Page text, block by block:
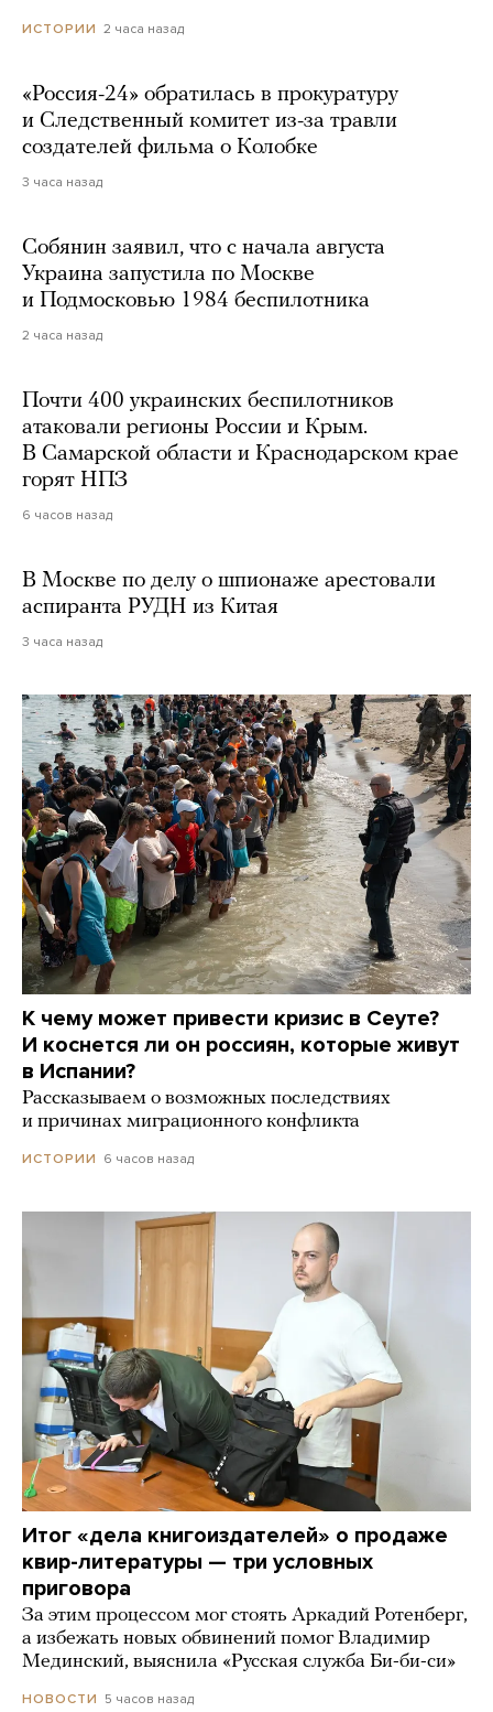
ИСТОРИИ 2 часа назад
«Россия-24» обратилась в прокуратуру
и Следственный комитет из-за травли
создателей фильма о Колобке
3 часа назад
Собянин заявил, что с начала августа
Украина запустила по Москве
и Подмосковью 1984 беспилотника
2 часа назад
Почти 400 украинских беспилотников
атаковали регионы России и Крым.
В Самарской области и Краснодарском крае
горят НПЗ
6 часов назад
В Москве по делу о шпионаже арестовали
аспиранта РУДН из Китая
3 часа назад
К чему может привести кризис в Сеуте?
И коснется ли он россиян, которые живут
в Испании?
Рассказываем о возможных последствиях
и причинах миграционного конфликта
ИСТОРИИ 6 часов назад
Итог «дела книгоиздателей» о продаже
квир-литературы — три условных
приговора
За этим процессом мог стоять Аркадий Ротенберг,
а избежать новых обвинений помог Владимир
Мединский, выяснила «Русская служба Би-би-си»
НОВОСТИ 5 часов назад